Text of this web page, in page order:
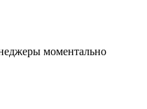
моментально